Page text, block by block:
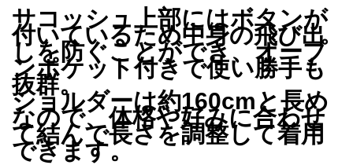
サコッシュ上部にはボタンが
付いているため中身の飛び出
しを防ぐことができ、オープ
ンポケット付きで使い勝手も
抜群。
ショルダーは約160cmと長め
なので、体格や好みに合わせ
て結んで長さを調整して着用
できます。